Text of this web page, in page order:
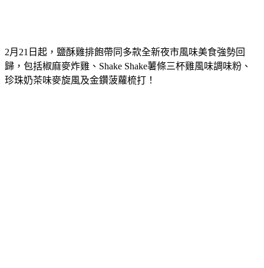
2月 21 日起， 鹽酥雞排飽帶同多款全新夜市風味美食強勢回
歸，包括椒麻麥炸雞、Shake Shake薯條三杯雞風味調味粉、
珍珠奶茶味麥旋風及金鑽菠蘿梳打！